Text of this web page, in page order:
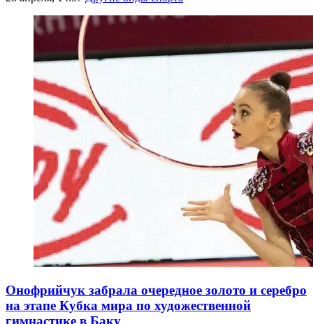
Онофрийчук забрала очередное золото и серебро
на этапе Кубка мира по художественной
гимнастике в Баку